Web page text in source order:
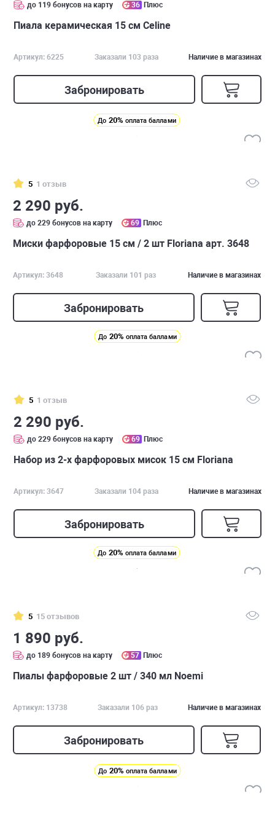
до 119 бонусов на карту 36 Плюс
Пиала керамическая 15 см Celine
Артикул: 6225 Заказали 103 раза Наличие в магазинах
Забронировать
До 20% оплата баллами
5 1 отзыв
2 290 руб.
до 229 бонусов на карту 69 Плюс
Миски фарфоровые 15 см / 2 шт Floriana арт. 3648
Артикул: 3648 Заказали 101 раз Наличие в магазинах
Забронировать
До 20% оплата баллами
5 1 отзыв
2 290 руб.
до 229 бонусов на карту 69 Плюс
Набор из 2-х фарфоровых мисок 15 см Floriana
Артикул: 3647 Заказали 104 раза Наличие в магазинах
Забронировать
До 20% оплата баллами
5 15 отзывов
1 890 руб.
до 189 бонусов на карту 57 Плюс
Пиалы фарфоровые 2 шт / 340 мл Noemi
Артикул: 13738 Заказали 106 раз Наличие в магазинах
Забронировать
До 20% оплата баллами